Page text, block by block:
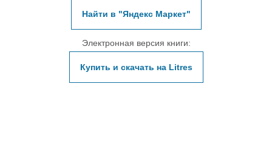
Найти в "Яндекс Маркет"
Электронная версия книги:
Купить и скачать на Litres